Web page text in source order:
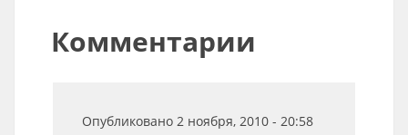
Комментарии
Опубликовано 2 ноября, 2010 - 20:58